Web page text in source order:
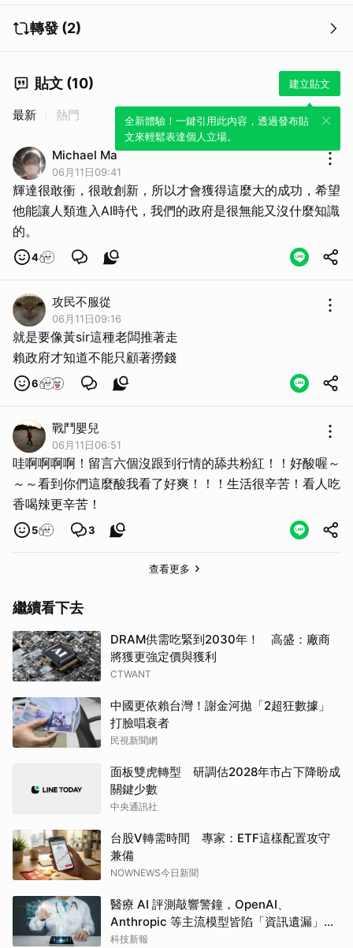
轉發 (2)
貼文 (10) 建立貼文
全新體驗！一鍵引用此內容，透過發布貼
文來輕鬆表達個人立場。
最新 熱門
Michael Ma
06月11日09:41
輝達很敢衝，很敢創新，所以才會獲得這麼大的成功，希望
他能讓人類進入AI時代，我們的政府是很無能又沒什麼知識
的。
4
攻民不服從
06月11日09:16
就是要像黃sir這種老闆推著走
賴政府才知道不能只顧著撈錢
6
戰鬥嬰兒
06月11日06:51
哇啊啊啊啊！留言六個沒跟到行情的舔共粉紅！！好酸喔～
～～看到你們這麼酸我看了好爽！！！生活很辛苦！看人吃
香喝辣更辛苦！
5 3
查看更多
繼續看下去
DRAM供需吃緊到2030年！ 高盛：廠商
將獲更強定價與獲利
CTWANT
中國更依賴台灣！謝金河拋「2超狂數據」
打臉唱衰者
民視新聞網
面板雙虎轉型 研調估2028年市占下降盼成
關鍵少數
中央通訊社
台股V轉需時間 專家：ETF這樣配置攻守
兼備
NOWNEWS今日新聞
醫療 AI 評測敲響警鐘，OpenAI、
Anthropic 等主流模型皆陷「資訊遺漏」盲
點
科技新報